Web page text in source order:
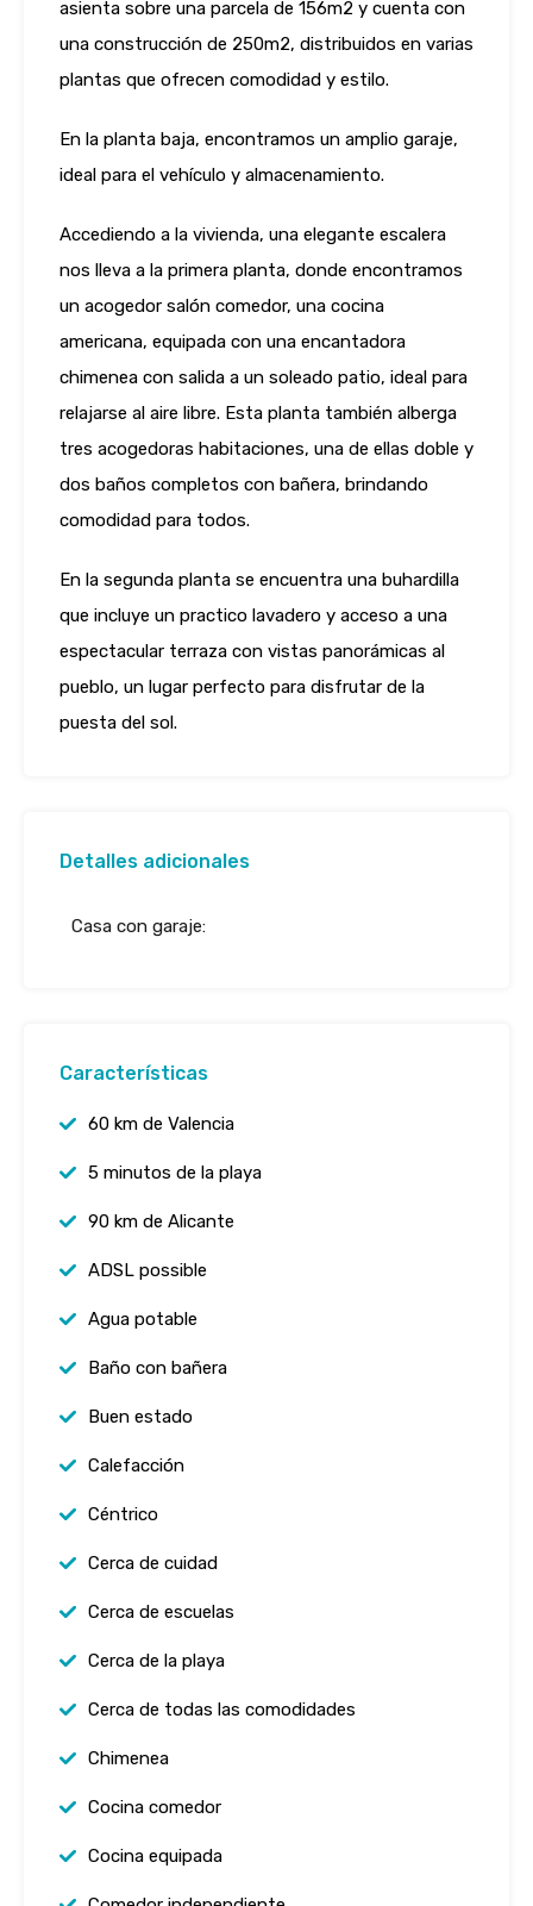
asienta sobre una parcela de 156m2 y cuenta con
una construcción de 250m2, distribuidos en varias
plantas que ofrecen comodidad y estilo.
En la planta baja, encontramos un amplio garaje,
ideal para el vehículo y almacenamiento.
Accediendo a la vivienda, una elegante escalera
nos lleva a la primera planta, donde encontramos
un acogedor salón comedor, una cocina
americana, equipada con una encantadora
chimenea con salida a un soleado patio, ideal para
relajarse al aire libre. Esta planta también alberga
tres acogedoras habitaciones, una de ellas doble y
dos baños completos con bañera, brindando
comodidad para todos.
En la segunda planta se encuentra una buhardilla
que incluye un practico lavadero y acceso a una
espectacular terraza con vistas panorámicas al
pueblo, un lugar perfecto para disfrutar de la
puesta del sol.
Detalles adicionales
Casa con garaje:
Características
60 km de Valencia
5 minutos de la playa
90 km de Alicante
ADSL possible
Agua potable
Baño con bañera
Buen estado
Calefacción
Céntrico
Cerca de cuidad
Cerca de escuelas
Cerca de la playa
Cerca de todas las comodidades
Chimenea
Cocina comedor
Cocina equipada